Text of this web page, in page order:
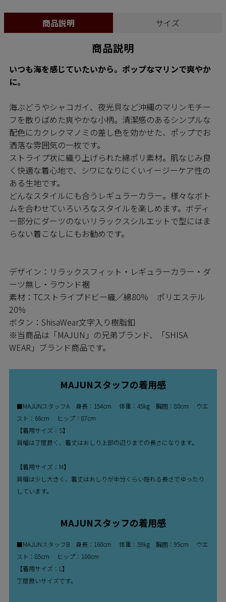
商品説明 サイズ
商品説明
いつも海を感じていたいから。ポップなマリンで爽やか
に。
海ぶどうやシャコガイ、夜光貝など沖縄のマリンモチー
フを散りばめた爽やかな小柄。清潔感のあるシンプルな
配色にカクレクマノミの差し色を効かせた、ポップでお
洒落な雰囲気の一枚です。
ストライプ状に織り上げられた綿ポリ素材。肌なじみ良
く快適な着心地で、シワになりにくいイージーケア性の
ある生地です。
どんなスタイルにも合うレギュラーカラー。様々なボト
ムを合わせていろいろなスタイルを楽しめます。ボディ
ー部分にダーツのないリラックスシルエットで型にはま
らない着こなしにもお勧めです。
デザイン：リラックスフィット・レギュラーカラー・ダ
ーツ無し・ラウンド裾
素材：TCストライプドビー織／綿80％ ポリエステル
20％
ボタン：ShisaWear文字入り樹脂釦
※当商品は「MAJUN」の兄弟ブランド、「SHISA
WEAR」ブランド商品です。
MAJUNスタッフの着用感
■MAJUNスタッフA 身長：154cm 体重：45kg 胸囲：80cm ウエ
スト：66cm ヒップ：87cm
【着用サイズ：S】
肩幅は丁度良く、着丈はおしり上部の辺りまでの長さになります。
【着用サイズ：M】
肩幅は少し大きく、着丈はおしりが半分くらい隠れる長さでゆったり
しています。
MAJUNスタッフの着用感
■MAJUNスタッフB 身長：160cm 体重：59kg 胸囲：95cm ウエ
スト：85cm ヒップ：100cm
【着用サイズ：L】
丁度良いサイズです。